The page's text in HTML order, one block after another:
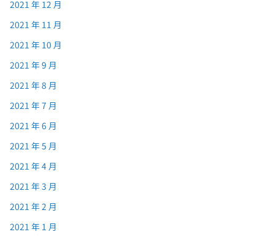
2021 年 12 月
2021 年 11 月
2021 年 10 月
2021 年 9 月
2021 年 8 月
2021 年 7 月
2021 年 6 月
2021 年 5 月
2021 年 4 月
2021 年 3 月
2021 年 2 月
2021 年 1 月